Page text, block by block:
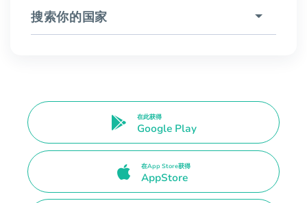
搜索你的国家
在此获得
Google Play
在App Store获得
AppStore